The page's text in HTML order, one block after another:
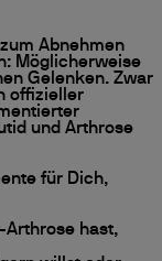
Abnehmen
Möglicherweise
Gelenken. Zwar
offizieller
und Arthrose
für Dich,
Arthrose hast,